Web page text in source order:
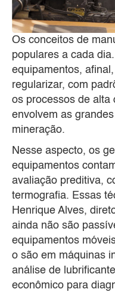
Os conceitos de
populares a cada
equipamentos,
regularizar, com
os processos de alta
envolvem as
mineração.
Nesse aspecto, os
equipamentos
avaliação preditiva,
termografia. Essas
Henrique Alves,
ainda não são
equipamentos
o são em máquinas
análise de
econômico para